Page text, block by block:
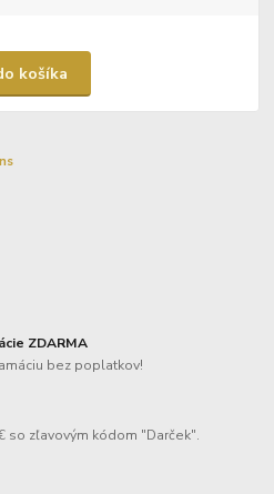
košíka
ZDARMA
bez poplatkov!
so zľavovým kódom "Darček".